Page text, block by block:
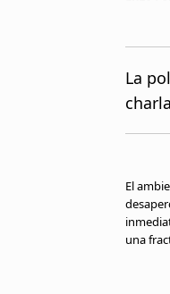
Administrar
La
El
una